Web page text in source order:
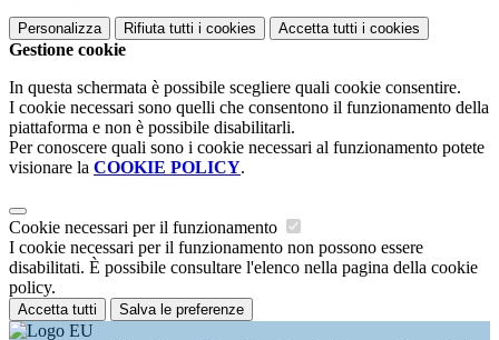
Personalizza Rifiuta tutti i cookies Accetta tutti i cookies
Gestione cookie
In questa schermata è possibile scegliere quali cookie consentire.
I cookie necessari sono quelli che consentono il funzionamento della
piattaforma e non è possibile disabilitarli.
Per conoscere quali sono i cookie necessari al funzionamento potete
visionare la COOKIE POLICY.
Cookie necessari per il funzionamento
I cookie necessari per il funzionamento non possono essere
disabilitati. È possibile consultare l'elenco nella pagina della cookie
policy.
Accetta tutti Salva le preferenze